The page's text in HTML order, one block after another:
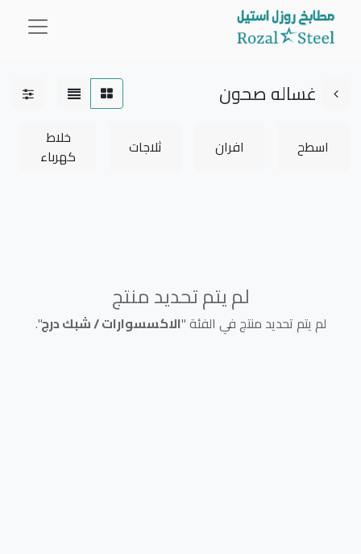
غساله صحون
اسطح افران ثلاجات
خلاط
كهرباء
لم يتم تحديد منتج
لم يتم تحديد منتج في الفئة "الاكسسوارات / شبك درج".
0.00 SR